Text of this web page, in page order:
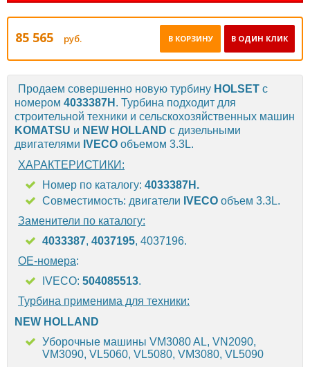
85 565 руб. В ОДИН КЛИК
В КОРЗИНУ
Продаем совершенно новую турбину HOLSET с
номером 4033387H . Турбина подходит для
строительной техники и сельскохозяйственных машин
KOMATSU и NEW HOLLAND с дизельными
двигателями IVECO объемом 3.3L.
ХАРАКТЕРИСТИКИ:
Номер по каталогу: 4033387H.
Совместимость: двигатели IVECO объем 3.3L.
Заменители по каталогу:
4033387, 4037195, 4037196.
OE-номера:
IVECO: 504085513.
Турбина применима для техники:
NEW HOLLAND
Уборочные машины VM3080 AL, VN2090,
VM3090, VL5060, VL5080, VM3080, VL5090